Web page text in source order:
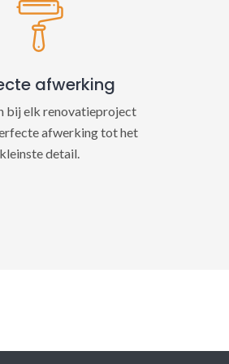
afwerking
bij elk renovatieproject
afwerking tot het
kleinste detail.